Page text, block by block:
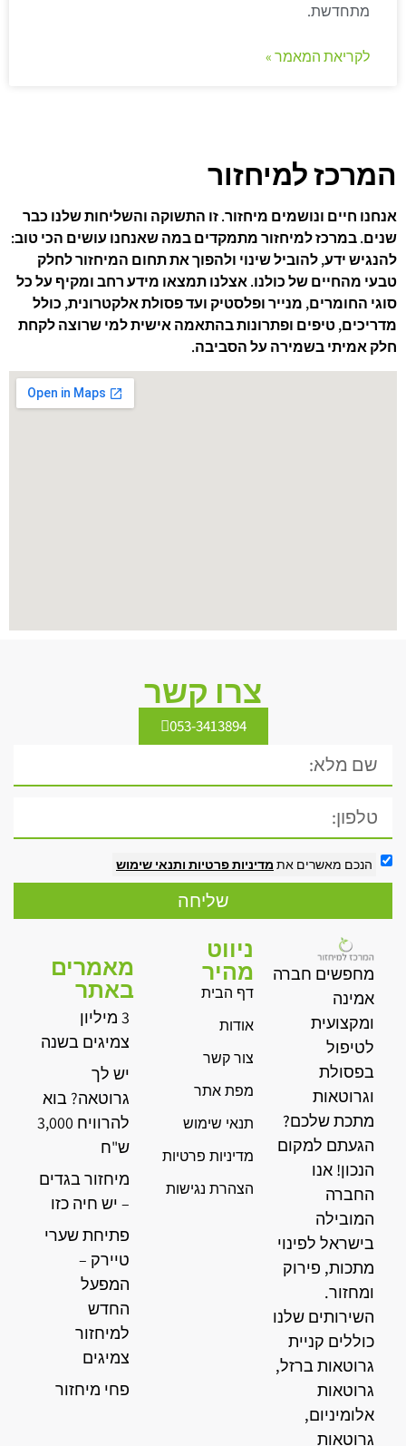
מתחדשת.
לקריאת המאמר »
המרכז למיחזור
אנחנו חיים ונושמים מיחזור. זו התשוקה והשליחות שלנו כבר
שנים. במרכז למיחזור מתמקדים במה שאנחנו עושים הכי טוב:
להנגיש ידע, להוביל שינוי ולהפוך את תחום המיחזור לחלק
טבעי מהחיים של כולנו. אצלנו תמצאו מידע רחב ומקיף על כל
סוגי החומרים, מנייר ופלסטיק ועד פסולת אלקטרונית, כולל
מדריכים, טיפים ופתרונות בהתאמה אישית למי שרוצה לקחת
חלק אמיתי בשמירה על הסביבה.
צרו קשר
053-3413894
הנכם מאשרים את מדיניות פרטיות ותנאי שימוש
שליחה
מחפשים חברה
אמינה
ומקצועית
לטיפול
בפסולת
וגרוטאות
מתכת שלכם?
הגעתם למקום
הנכון! אנו
החברה
המובילה
בישראל לפינוי
מתכות, פירוק
ומחזור.
השירותים שלנו
כוללים קניית
גרוטאות ברזל,
גרוטאות
אלומיניום,
גרוטאות
ניווט
מהיר
דף הבית
אודות
צור קשר
מפת אתר
תנאי שימוש
מדיניות פרטיות
הצהרת נגישות
מאמרים
באתר
3 מיליון
צמיגים בשנה
יש לך
גרוטאה? בוא
להרוויח 3,000
ש"ח
מיחזור בגדים
– יש חיה כזו
פתיחת שערי
טיירק –
המפעל
החדש
למיחזור
צמיגים
פחי מיחזור